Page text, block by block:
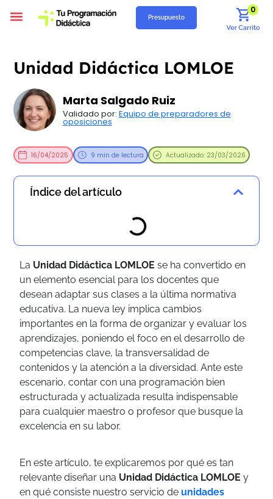
Presupuesto
0
Unidad Didáctica LOMLOE
Marta Salgado Ruiz
Validado por: Equipo de preparadores de
oposiciones
16/04/2025 9 min de lectura Actualizado: 23/03/2026
Índice del artículo
La Unidad Didáctica LOMLOE se ha convertido en
un elemento esencial para los docentes que
desean adaptar sus clases a la última normativa
educativa. La nueva ley implica cambios
importantes en la forma de organizar y evaluar los
aprendizajes, poniendo el foco en el desarrollo de
competencias clave, la transversalidad de
contenidos y la atención a la diversidad. Ante este
escenario, contar con una programación bien
estructurada y actualizada resulta indispensable
para cualquier maestro o profesor que busque la
excelencia en su labor.
En este artículo, te explicaremos por qué es tan
relevante diseñar una Unidad Didáctica LOMLOE y
en qué consiste nuestro servicio de unidades